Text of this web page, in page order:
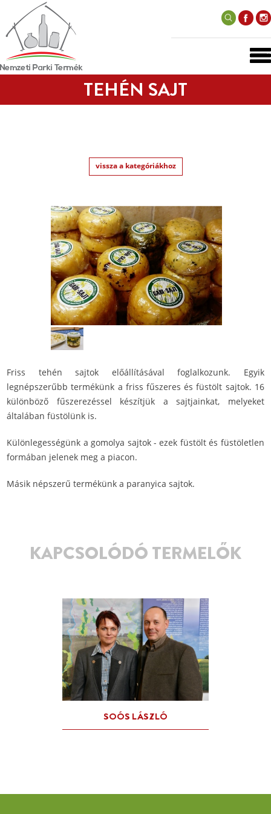
TEHÉN SAJT
vissza a kategóriákhoz
Friss tehén sajtok előállításával foglalkozunk. Egyik
legnépszerűbb termékünk a friss fűszeres és füstölt sajtok. 16
különböző fűszerezéssel készítjük a sajtjainkat, melyeket
általában füstölünk is.
Különlegességünk a gomolya sajtok - ezek füstölt és füstöletlen
formában jelenek meg a piacon.
Másik népszerű termékünk a paranyica sajtok.
KAPCSOLÓDÓ TERMELŐK